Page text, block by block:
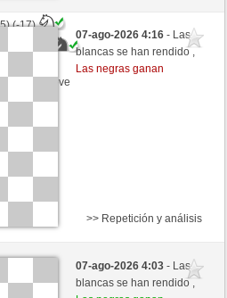
(-17)
move
07-ago-2026 4:16- Las
blancas se han rendido ,
Las negras ganan
(+17)
>> Repetición y análisis
07-ago-2026 4:03- Las
blancas se han rendido ,